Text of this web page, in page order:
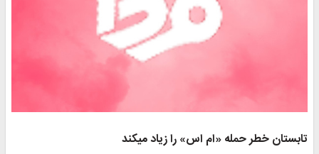
تابستان خطر حمله «ام اس» را زیاد می‎کند